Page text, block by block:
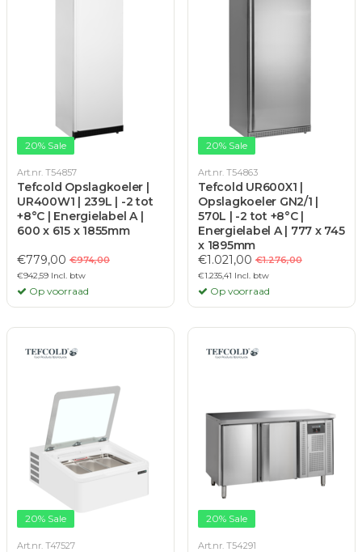
20% Sale
Art.nr. T54857
Tefcold Opslagkoeler |
UR400W1 | 239L | -2 tot
+8°C | Energielabel A |
600 x 615 x 1855mm
€779,00 €974,00
€942,59 Incl. btw
Op voorraad
20% Sale
Art.nr. T54863
Tefcold UR600X1 |
Opslagkoeler GN2/1 |
570L | -2 tot +8°C |
Energielabel A | 777 x 745
x 1895mm
€1.021,00 €1.276,00
€1.235,41 Incl. btw
Op voorraad
20% Sale
Art.nr. T47527
20% Sale
Art.nr. T54291